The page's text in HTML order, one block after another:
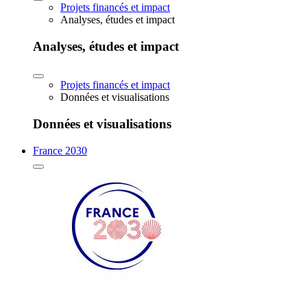
Projets financés et impact
Analyses, études et impact
Analyses, études et impact
Projets financés et impact
Données et visualisations
Données et visualisations
France 2030